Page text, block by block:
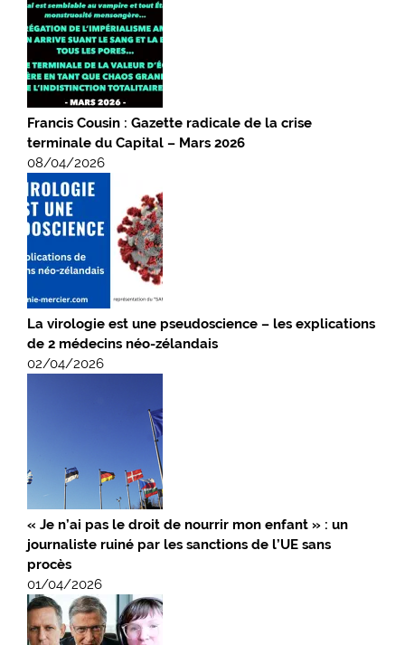
Francis Cousin : Gazette radicale de la crise
terminale du Capital – Mars 2026
08/04/2026
La virologie est une pseudoscience – les explications
de 2 médecins néo-zélandais
02/04/2026
« Je n’ai pas le droit de nourrir mon enfant » : un
journaliste ruiné par les sanctions de l’UE sans
procès
01/04/2026